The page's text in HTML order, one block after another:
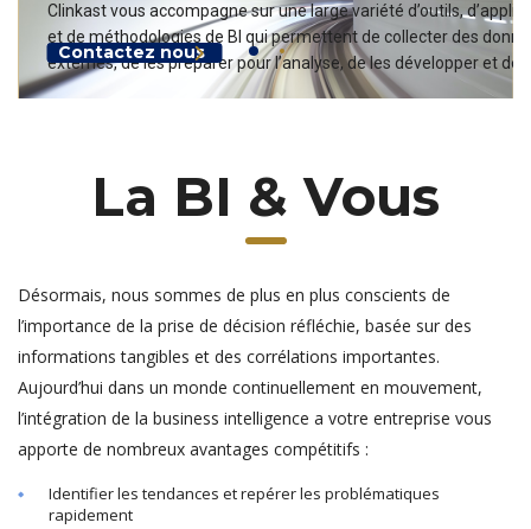
Clinkast vous accompagne sur une large variété d’outils,
et de méthodologies de BI qui permettent de collecter des
externes, de les préparer pour l’analyse, de les développer et de
Contactez nous
La BI & Vous
Désormais, nous sommes de plus en plus conscients de
l’importance de la prise de décision réfléchie, basée sur des
informations tangibles et des corrélations importantes.
Aujourd’hui dans un monde continuellement en mouvement,
l’intégration de la business intelligence a votre entreprise vous
apporte de nombreux avantages compétitifs :
Identifier les tendances et repérer les problématiques
rapidement